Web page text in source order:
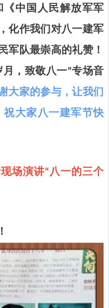
《中国人民解放军军
化作我们对八一建军
军队最崇高的礼赞！
，致敬八一”专场音
大家的参与，让我们
祝大家八一建军节快
场演讲“八一的三个